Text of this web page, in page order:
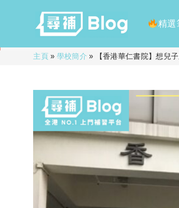
精選
主頁» 學校簡介 » 【香港華仁書院】想兒